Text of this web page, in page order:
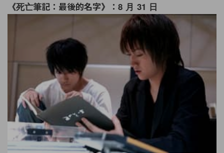
《死亡筆記：最後的名字》：8 月 31 日